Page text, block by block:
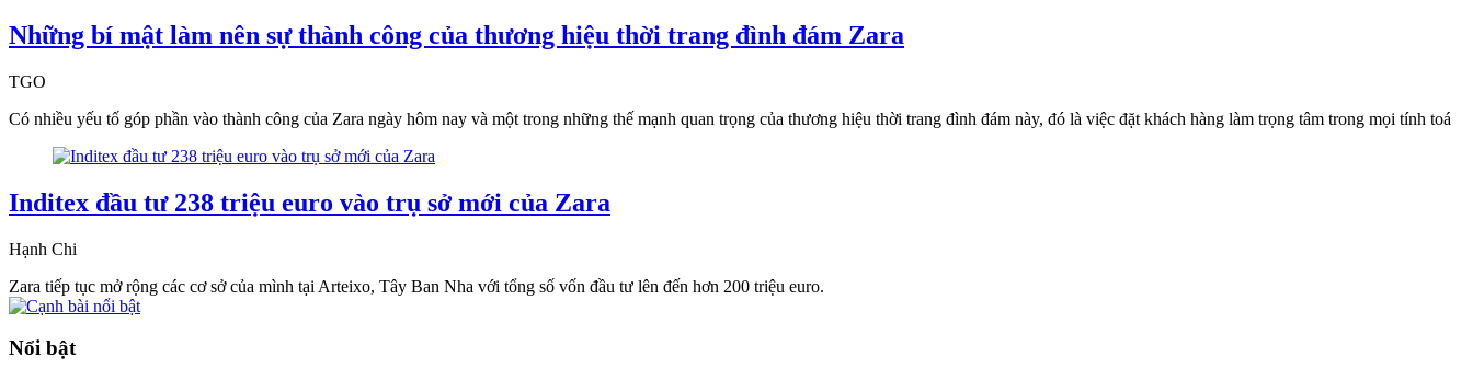
Những bí mật làm nên sự thành công của thương hiệu thời trang đình đám Zara
TGO
Có nhiều yếu tố góp phần vào thành công của Zara ngày hôm nay và một trong những thế mạnh quan trọng của thương hiệu thời trang đình đám này, đó là việc đặt khách hàng làm trọng tâm trong mọi tính toá
Inditex đầu tư 238 triệu euro vào trụ sở mới của Zara
Hạnh Chi
Zara tiếp tục mở rộng các cơ sở của mình tại Arteixo, Tây Ban Nha với tổng số vốn đầu tư lên đến hơn 200 triệu euro.
Nổi bật